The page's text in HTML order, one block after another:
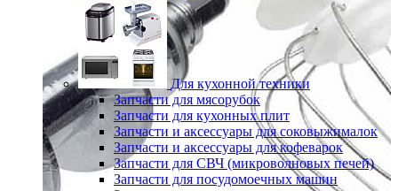
Для кухонной техники
Запчасти для мясорубок
Запчасти для кухонных плит
Запчасти и аксессуары для соковыжималок
Запчасти и аксессуары для кофеварок
Запчасти для СВЧ (микроволновых печей)
Запчасти для посудомоечных машин